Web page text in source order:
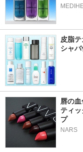
皮脂
シャ
唇の
ティ
プ
NARS